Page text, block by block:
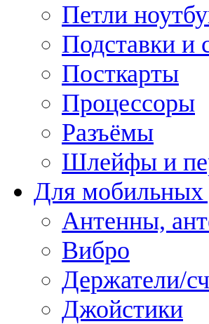
Петли
Подставки и
Посткарты
Процессоры
Разъёмы
Шлейфы и
Для мобильных
Антенны,
Вибро
Держатели/
Джойстики